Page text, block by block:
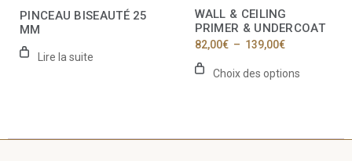
PINCEAU BISEAUTÉ 25
MM
Lire la suite
WALL & CEILING
PRIMER & UNDERCOAT
82,00€ – 139,00€Plage
prix :
82,00€
Choix des options
page
produit